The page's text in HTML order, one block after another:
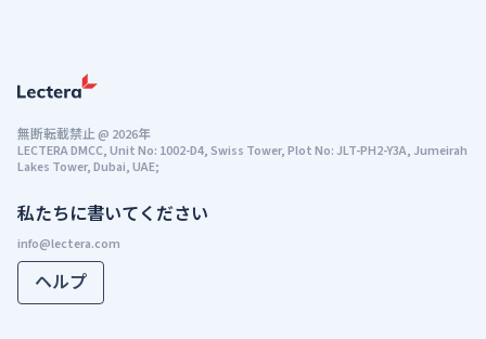
私たちに書いてください
ヘルプ
無断転載禁止@ 2026年
LECTERA DMCC, Unit No: 1002-D4, Swiss Tower, Plot No: JLT-PH2-Y3A, Jumeirah
Lakes Tower, Dubai, UAE;